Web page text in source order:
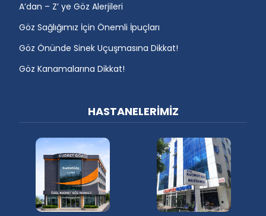
A’dan – Z’ ye Göz Alerjileri
Göz Sağlığımız İçin Önemli İpuçları
Göz Önünde Sinek Uçuşmasına Dikkat!
Göz Kanamalarına Dikkat!
HASTANELERİMİZ